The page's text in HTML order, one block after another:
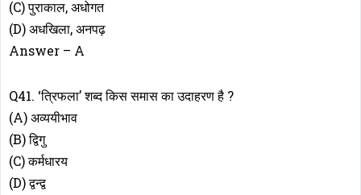
(C) पुराकाल, अधोगत
(D) अधखिला, अनपढ़
Answer – A
Q41. ‘त्रिफला’ शब्द किस समास का उदाहरण है ?
(A) अव्ययीभाव
(B) द्विगु
(C) कर्मधारय
(D) द्वन्द्व